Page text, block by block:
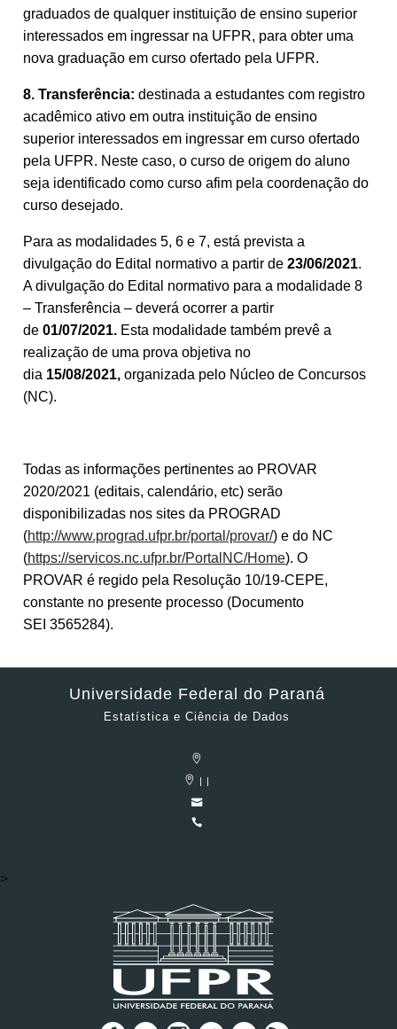
graduados de qualquer instituição de ensino superior
interessados em ingressar na UFPR, para obter uma
nova graduação em curso ofertado pela UFPR.
8. Transferência: destinada a estudantes com registro
acadêmico ativo em outra instituição de ensino
superior interessados em ingressar em curso ofertado
pela UFPR. Neste caso, o curso de origem do aluno
seja identificado como curso afim pela coordenação do
curso desejado.
Para as modalidades 5, 6 e 7, está prevista a
divulgação do Edital normativo a partir de 23/06/2021.
A divulgação do Edital normativo para a modalidade 8
– Transferência – deverá ocorrer a partir
de 01/07/2021. Esta modalidade também prevê a
realização de uma prova objetiva no
dia 15/08/2021, organizada pelo Núcleo de Concursos
(NC).
Todas as informações pertinentes ao PROVAR
2020/2021 (editais, calendário, etc) serão
disponibilizadas nos sites da PROGRAD
(http://www.prograd.ufpr.br/portal/provar/) e do NC
(https://servicos.nc.ufpr.br/PortalNC/Home). O
PROVAR é regido pela Resolução 10/19-CEPE,
constante no presente processo (Documento
SEI 3565284).
Universidade Federal do Paraná
Estatística e Ciência de Dados
>